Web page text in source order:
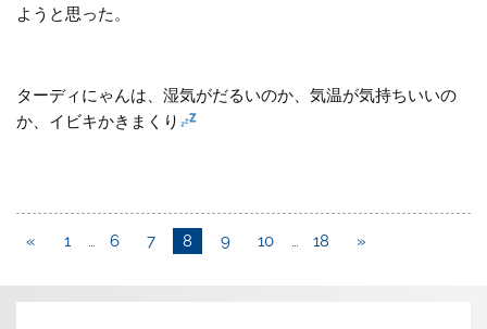
ようと思った。
ターディにゃんは、湿気がだるいのか、気温が気持ちいいの
か、イビキかきまくり
« 1 … 6 7 8 9 10 … 18 »